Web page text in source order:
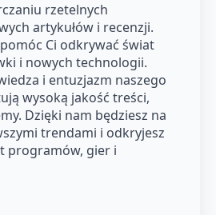
rzetelnych
artykułów i recenzji.
Ci odkrywać świat
i nowych technologii.
i entuzjazm naszego
wysoką jakość treści,
Dzięki nam będziesz na
trendami i odkryjesz
programów, gier i